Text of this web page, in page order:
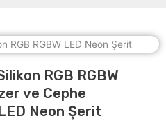
RGB RGBW
ve Cephe
Neon Şerit